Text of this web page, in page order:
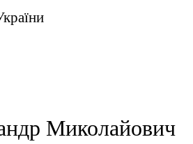
Миколайович